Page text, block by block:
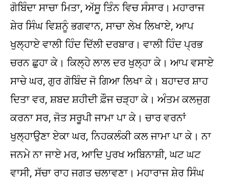
ਗੋਬਿੰਦਾ ਸਾਚਾ ਮਿਤਾ, ਅੱਸੂ ਤਿੰਨ ਵਿਚ ਸੰਸਾਰ। ਮਹਾਰਾਜ
ਸ਼ੇਰ ਸਿੰਘ ਵਿਸ਼ਨੂੰ ਭਗਵਾਨ, ਸਾਚਾ ਲੇਖ ਲਿਖਾਏ, ਆਪ
ਖੁਲ੍ਹਾਏ ਵਾਲੀ ਹਿੰਦ ਦਿੱਲੀ ਦਰਬਾਰ। ਵਾਲੀ ਹਿੰਦ ਪ੍ਰਭ
ਚਰਨ ਛੁਹਾ ਕੇ। ਕਿਲ੍ਹੇ ਲਾਲ ਦਰ ਖੁਲ੍ਹਾ ਕੇ। ਆਪ ਵਸਾਏ
ਸਾਚੇ ਘਰ, ਗੁਰ ਗੋਬਿੰਦ ਜੋ ਗਿਆ ਲਿਖਾ ਕੇ। ਬਹਾਦਰ ਸ਼ਾਹ
ਦਿਤਾ ਵਰ, ਸ਼ਬਦ ਸ਼ਹੀਦੀ ਫ਼ੌਜ ਚੜ੍ਹਾ ਕੇ। ਅੰਤਮ ਕਲਜੁਗ
ਕਰਨਾ ਸਰ, ਜੋਤ ਸਰੂਪੀ ਜਾਮਾ ਪਾ ਕੇ। ਚਾਰ ਵਰਨਾਂ
ਖੁਲ੍ਹਾਉਣਾ ਏਕਾ ਘਰ, ਨਿਹਕਲੰਕੀ ਕਲ ਜਾਮਾ ਪਾ ਕੇ। ਨਾ
ਜਨਮੇ ਨਾ ਜਾਏ ਮਰ, ਆਦਿ ਪੁਰਖ ਅਬਿਨਾਸ਼ੀ, ਘਟ ਘਟ
ਵਾਸੀ, ਸੱਚਾ ਰਾਹ ਜਗਤ ਚਲਾਵਣਾ। ਮਹਾਰਾਜ ਸ਼ੇਰ ਸਿੰਘ